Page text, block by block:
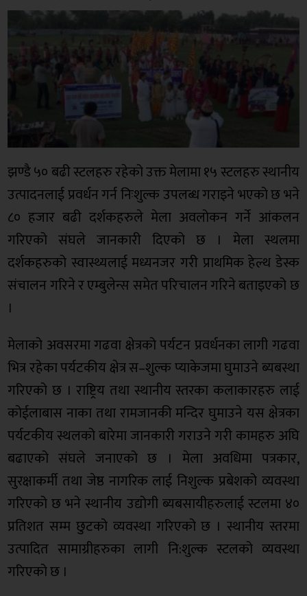
झण्डै ५० बढी स्टलहरु रहेको उक्त मेलामा १५ स्टलहरु स्थानीय
उत्पादनलाई प्रवर्धन गर्न निःशुल्क उपलब्ध गराइने भएको छ भने
८० हजार बढी दर्शकहरुले मेला अवलोकन गर्ने आंकलन
गरिएको संघले जानकारी दिएको छ । मेला स्थलमा
दर्शकहरुको स्वास्थ्यलाई मध्यनजर गरी प्राथमिक हेल्थ डेस्क
संचालन गरिने र एम्बुलेन्स समेत परिचालन गरिने बताइएको छ
।
मेलाको अवसरमा गढवा क्षेत्रको पर्यटन प्रवर्धनका लागी गढवा
भित्र रहेका पर्यटकीय क्षेत्र स–शुल्क प्याकेजमा घुमाउने ब्यबस्था
गरिएको छ । राष्ट्रिय तथा स्थानीय स्तरका कलाकारहरु लाई
कोईलाबास नाका तथा रामजानकी मन्दिर घुमाउने यस क्षेत्रका
पर्यटकीय स्थलको बारेमा जानकारी गराउने गरी कामहरु अघि
बढाएको संघले जनाएको छ । मेला अवधिमा पत्रकार,
सुरक्षाकर्मी तथा जेष्ठ नागरिक लाई निशुल्क प्रबेशको व्यवस्था
गरिएको छ भने स्थानीय उद्योगी ब्यबसायीहरुलाई स्टलमा ४०
प्रतिशत सम्म छुटको व्यवस्था गरिएको छ । स्थानीय स्तरमा
उत्पादित सामाग्रीहरुका लागी नि:शुल्क स्टलको व्यवस्था
गरिएको छ ।